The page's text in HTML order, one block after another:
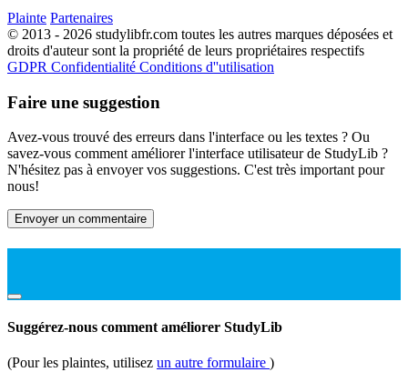
Plainte Partenaires
© 2013 - 2026 studylibfr.com toutes les autres marques déposées et
droits d'auteur sont la propriété de leurs propriétaires respectifs
GDPR Confidentialité Conditions d''utilisation
Faire une suggestion
Avez-vous trouvé des erreurs dans l'interface ou les textes ? Ou
savez-vous comment améliorer l'interface utilisateur de StudyLib ?
N'hésitez pas à envoyer vos suggestions. C'est très important pour
nous!
Envoyer un commentaire
Suggérez-nous comment améliorer StudyLib
(Pour les plaintes, utilisez un autre formulaire )